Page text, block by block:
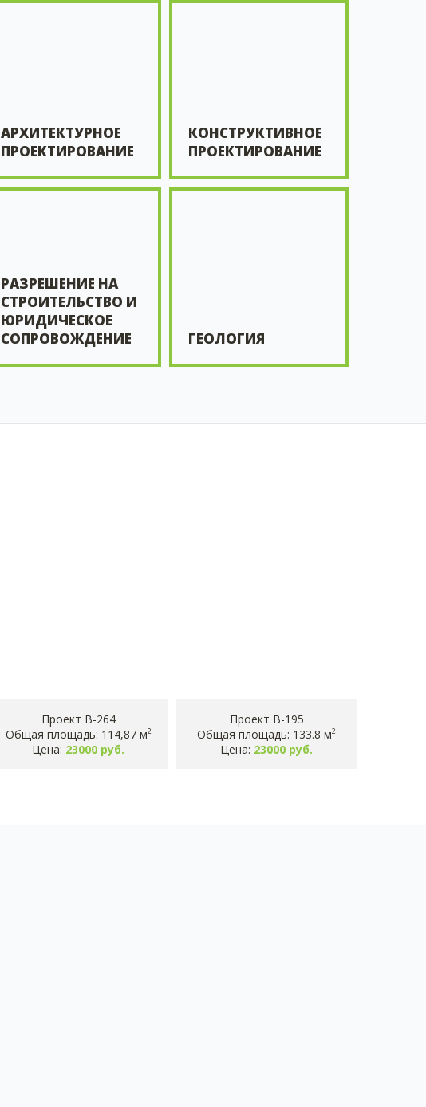
АРХИТЕКТУРНОЕ
ПРОЕКТИРОВАНИЕ
КОНСТРУКТИВНОЕ
ПРОЕКТИРОВАНИЕ
РАЗРЕШЕНИЕ НА
СТРОИТЕЛЬСТВО И
ЮРИДИЧЕСКОЕ
СОПРОВОЖДЕНИЕ
ГЕОЛОГИЯ
Проект B-264
Общая площадь: 114,87 м2
Цена: 23000 руб.
Проект B-195
Общая площадь: 133.8 м2
Цена: 23000 руб.